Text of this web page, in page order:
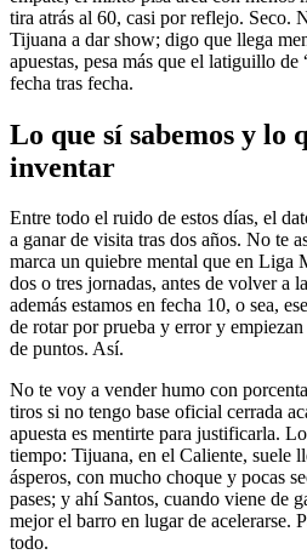
tira atrás al 60, casi por reflejo. Seco.
Tijuana a dar show; digo que llega
apuestas, pesa más que el latiguillo
fecha tras fecha.
Lo que sí sabemos y lo
inventar
Entre todo el ruido de estos días, el
a ganar de visita tras dos años. No te
marca un quiebre mental que en Liga
dos o tres jornadas, antes de volver a
además estamos en fecha 10, o sea,
de rotar por prueba y error y
de puntos. Así.
No te voy a vender humo con
tiros si no tengo base oficial cerrada
apuesta es mentirte para justificarla.
tiempo: Tijuana, en el Caliente, suele
ásperos, con mucho choque y pocas
pases; y ahí Santos, cuando viene de
mejor el barro en lugar de acelerarse.
todo.